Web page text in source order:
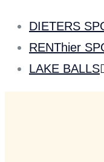
DIETERS
RENThier
LAKE BALLS